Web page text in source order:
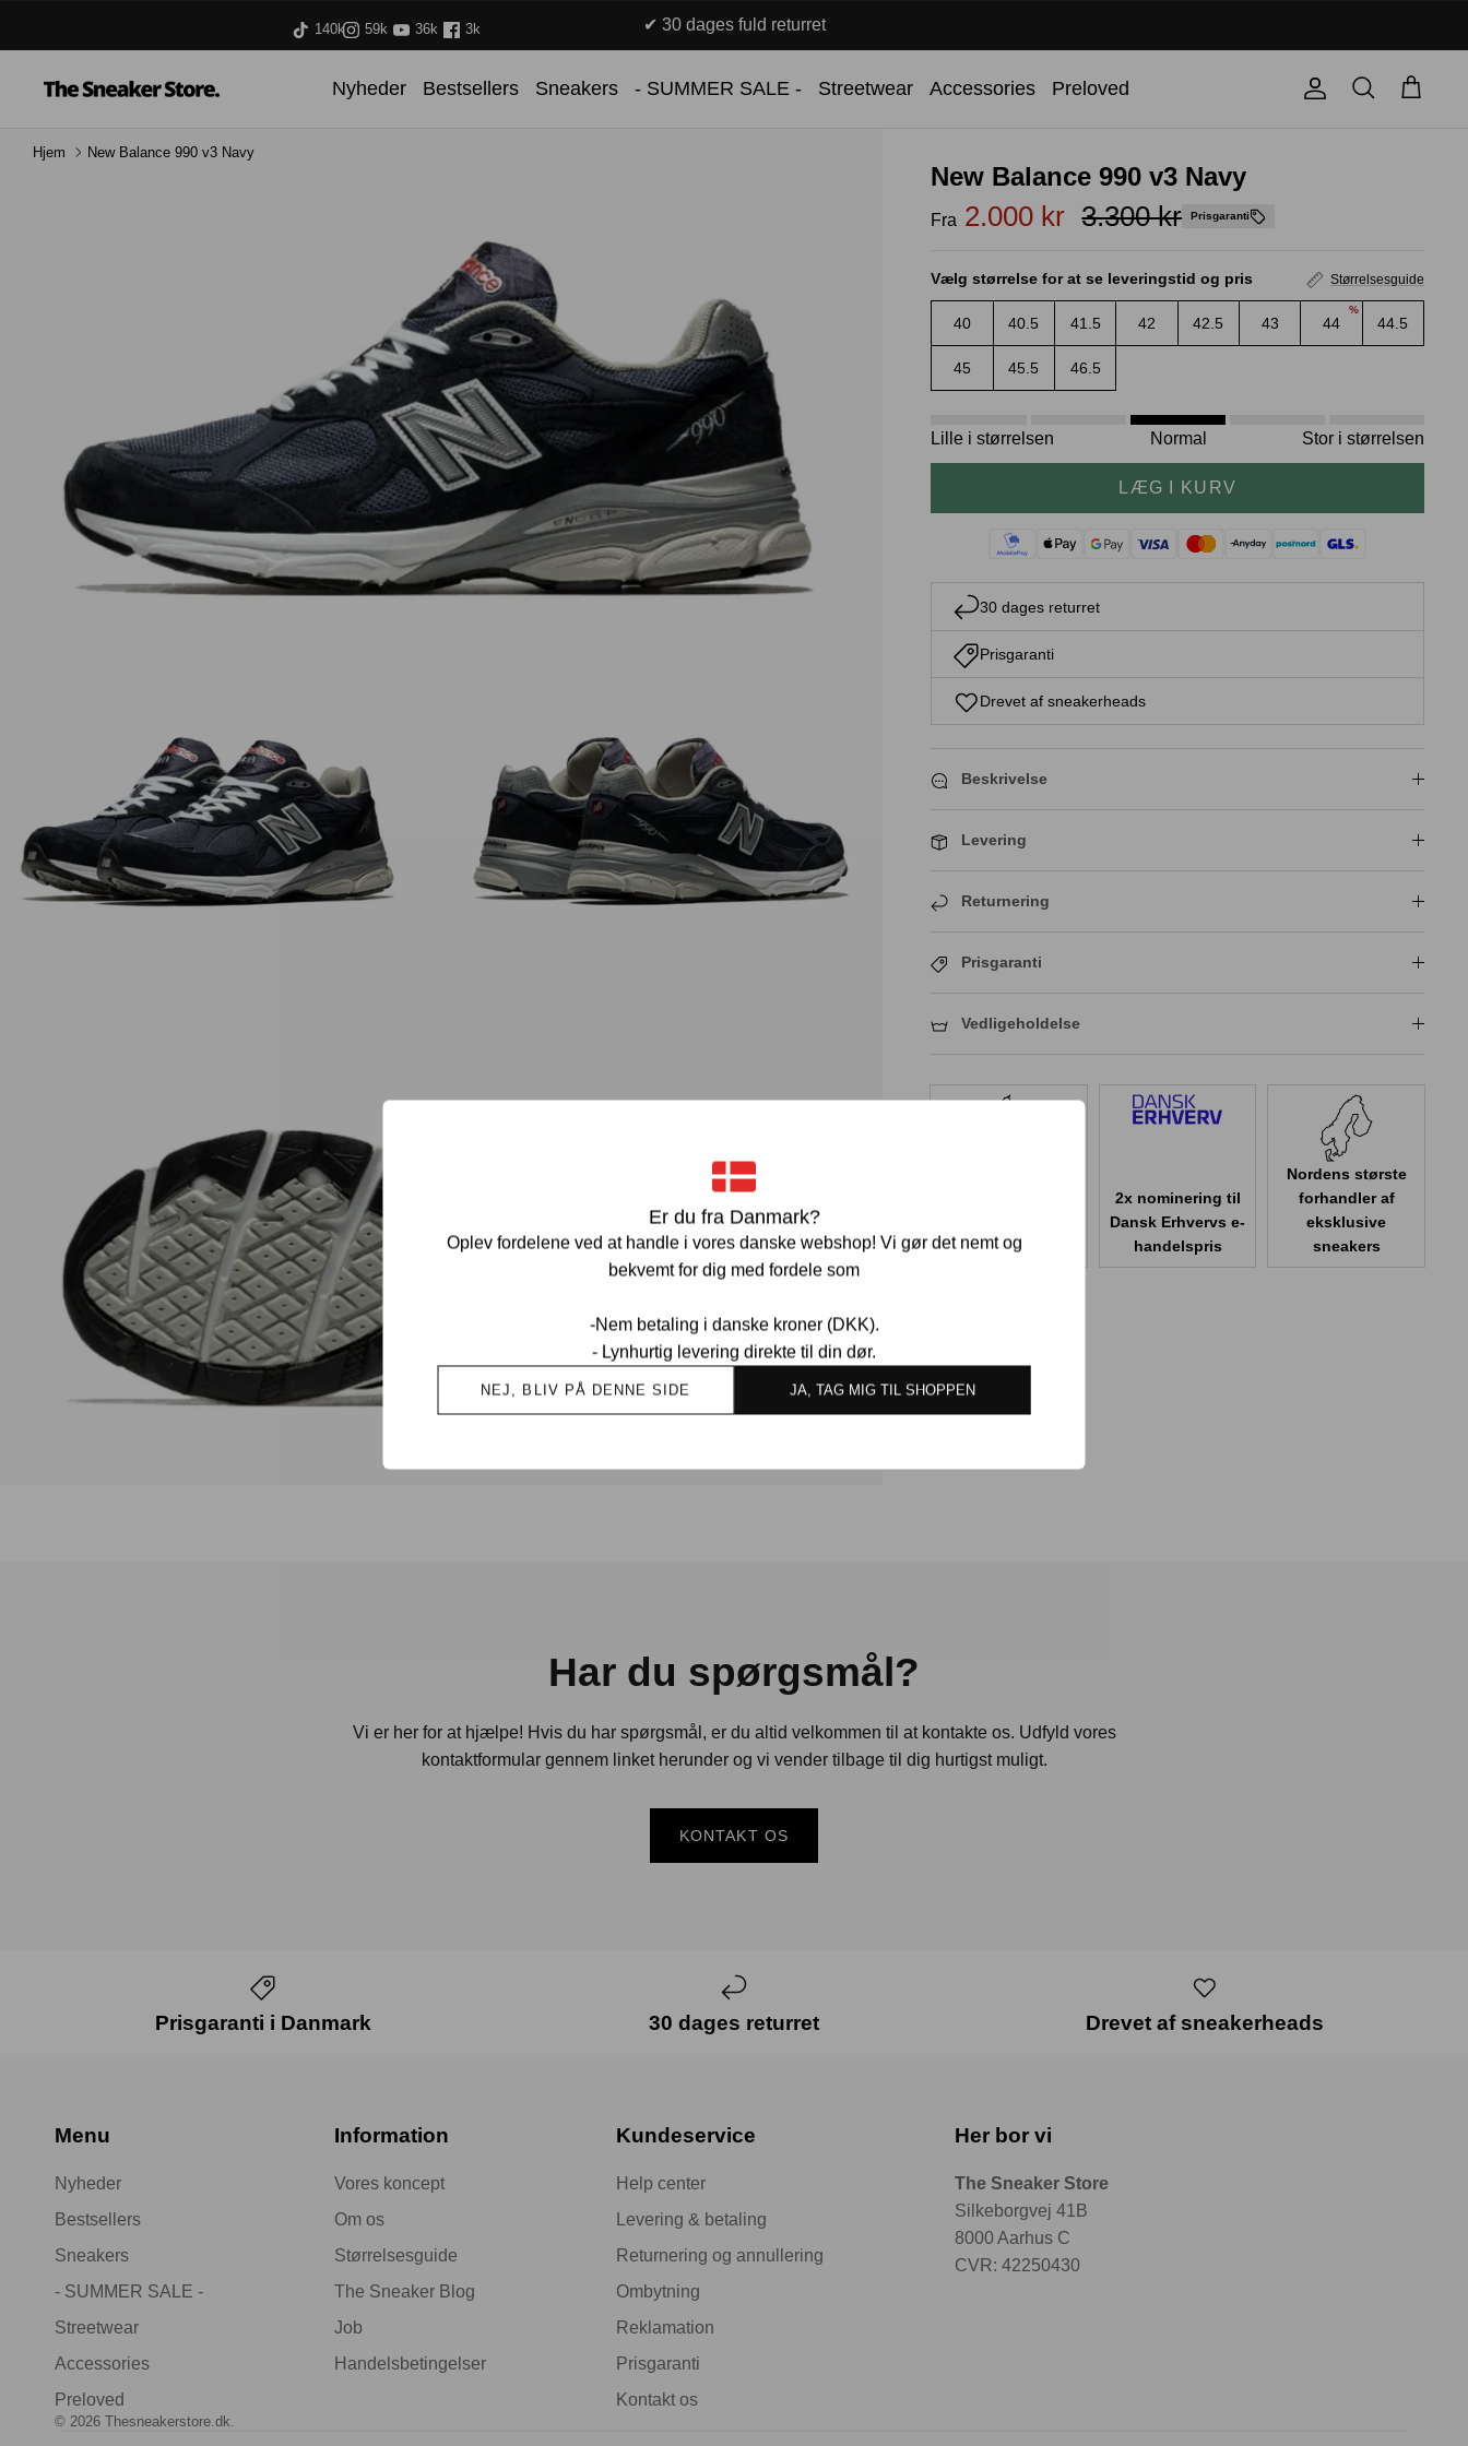
140k 59k 36k 3k ✔ 30 dages fuld returret
Nyheder Bestsellers Sneakers - SUMMER SALE - Streetwear Accessories Preloved Konto
Søg
Kurv
Er du fra Danmark?
Oplev fordelene ved at handle i vores danske webshop! Vi gør det nemt og
bekvemt for dig med fordele som
-Nem betaling i danske kroner (DKK).
- Lynhurtig levering direkte til din dør.
NEJ, BLIV PÅ DENNE SIDE JA, TAG MIG TIL SHOPPEN
Hjem New Balance 990 v3 Navy
New Balance 990 v3 Navy
Fra 2.000 kr 3.300 kr Prisgaranti
Vælg størrelse for at se leveringstid og pris Størrelsesguide
40 40.5 41.5 42 42.5 43 44
%
44.5
45 45.5 46.5
Lille i størrelsen Normal Stor i størrelsen
LÆG I KURV
30 dages returret
Prisgaranti
Drevet af sneakerheads
Beskrivelse
Levering
Returnering
Prisgaranti
Vedligeholdelse
kunder i Danmark
2x nominering til
Dansk Erhvervs e-
handelspris
Nordens største
forhandler af
eksklusive
sneakers
Har du spørgsmål?
Vi er her for at hjælpe! Hvis du har spørgsmål, er du altid velkommen til at kontakte os. Udfyld vores
kontaktformular gennem linket herunder og vi vender tilbage til dig hurtigst muligt.
KONTAKT OS
Prisgaranti i Danmark 30 dages returret Drevet af sneakerheads
Menu
Nyheder
Bestsellers
Sneakers
- SUMMER SALE -
Streetwear
Accessories
Preloved
Information
Vores koncept
Om os
Størrelsesguide
The Sneaker Blog
Job
Handelsbetingelser
Kundeservice
Help center
Levering & betaling
Returnering og annullering
Ombytning
Reklamation
Prisgaranti
Kontakt os
Her bor vi
The Sneaker Store
Silkeborgvej 41B
8000 Aarhus C
CVR: 42250430
© 2026 Thesneakerstore.dk